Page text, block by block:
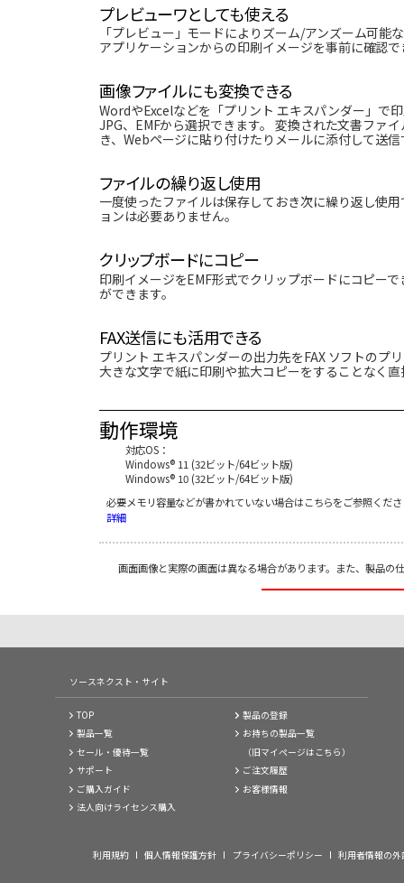
プレビューワとしても使える
「プレビュー」モードによりズーム/アンズーム可
アプリケーションからの印刷イメージを事前に確認
画像ファイルにも変換できる
WordやExcelなどを「プリント エキスパンダー」で
JPG、EMFから選択できます。 変換された文書ファ
き、Webページに貼り付けたりメールに添付して送
ファイルの繰り返し使用
一度使ったファイルは保存しておき次に繰り返し使
ョンは必要ありません。
クリップボードにコピー
印刷イメージをEMF形式でクリップボードにコピー
ができます。
FAX送信にも活用できる
プリント エキスパンダーの出力先をFAX ソフトのプ
大きな文字で紙に印刷や拡大コピーをすることなく
動作環境
対応OS：
Windows® 11 (32ビット/64ビット版)
Windows® 10 (32ビット/64ビット版)
必要メモリ容量などが書かれていない場合はこちらをご参照くだ
詳細
画面画像と実際の画面は異なる場合があります。また、製品
ソースネクスト・サイト
TOP
製品一覧
セール・優待一覧
サポート
ご購入ガイド
法人向けライセンス購入
製品の登録
お持ちの製品一覧
（旧マイページはこちら）
ご注文履歴
お客様情報
利用規約 個人情報保護方針 プライバシーポリシー 利用者情報の